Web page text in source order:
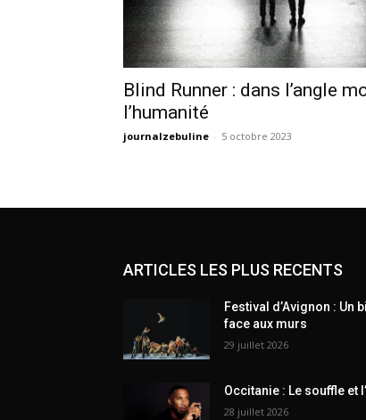
Blind Runner : dans l’angle
l’humanité
journalzebuline - 5 octobre 2023
ARTICLES LES PLUS RECENTS
Festival d’Avignon : Un
face aux murs
29 juillet 2026
Occitanie : Le souffle et
28 juillet 2026